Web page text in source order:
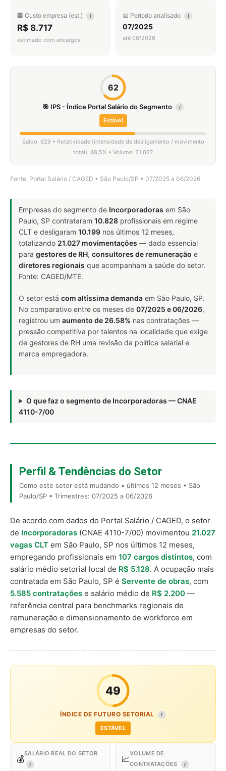
🏢 Custo empresa (est.) i
R$ 8.717
estimado com encargos
📅 Período analisado i
07/2025
até 06/2026
62
🎯 IPS - Índice Portal Salário do Segmento i
Estável
Saldo: 629 • Rotatividade (intensidade de desligamento / movimento
total): 48,5% • Volume: 21.027
Fonte: Portal Salário / CAGED • São Paulo/SP • 07/2025 a 06/2026
Empresas do segmento de Incorporadoras em São
Paulo, SP contrataram 10.828 profissionais em regime
CLT e desligaram 10.199 nos últimos 12 meses,
totalizando 21.027 movimentações — dado essencial
para gestores de RH, consultores de remuneração e
diretores regionais que acompanham a saúde do setor.
Fonte: CAGED/MTE.
O setor está com altíssima demanda em São Paulo, SP.
No comparativo entre os meses de 07/2025 e 06/2026,
registrou um aumento de 26.58% nas contratações —
pressão competitiva por talentos na localidade que exige
de gestores de RH uma revisão da política salarial e
marca empregadora.
O que faz o segmento de Incorporadoras — CNAE
4110-7/00
Perfil & Tendências do Setor
Como este setor está mudando • últimos 12 meses • São
Paulo/SP • Trimestres: 07/2025 a 06/2026
De acordo com dados do Portal Salário / CAGED, o setor
de Incorporadoras (CNAE 4110-7/00) movimentou 21.027
vagas CLT em São Paulo, SP nos últimos 12 meses,
empregando profissionais em 107 cargos distintos, com
salário médio setorial local de R$ 5.128. A ocupação mais
contratada em São Paulo, SP é Servente de obras, com
5.585 contratações e salário médio de R$ 2.200 —
referência central para benchmarks regionais de
remuneração e dimensionamento de workforce em
empresas do setor.
49
ÍNDICE DE FUTURO SETORIAL I
ESTÁVEL
💰
SALÁRIO REAL DO SETOR
I
📈
VOLUME DE
CONTRATAÇÕES
I